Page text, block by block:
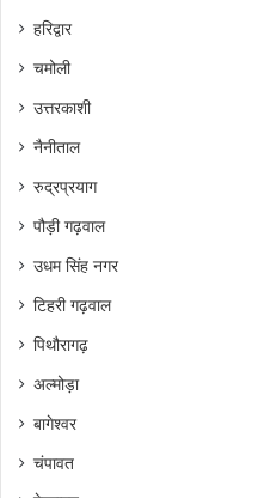
हरिद्वार
चमोली
उत्तरकाशी
नैनीताल
रुद्रप्रयाग
पौड़ी गढ़वाल
उधम सिंह नगर
टिहरी गढ़वाल
पिथौरागढ़
अल्मोड़ा
बागेश्वर
चंपावत